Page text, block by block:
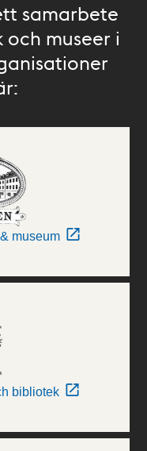
samarbete
museer i
museum
bibliotek